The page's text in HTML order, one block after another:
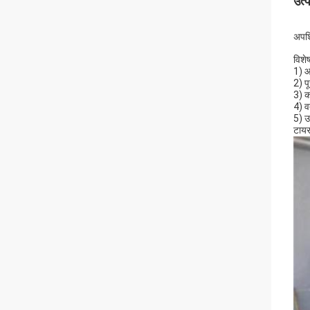
1)
2)
3)
4)
5)